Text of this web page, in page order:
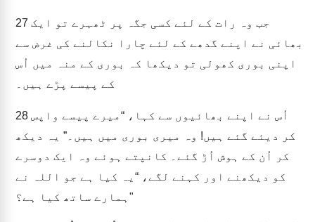
27
بھائی نے اپنے گدھے کے لئے چارا نکالنے کی غرض سے
اپنی بوری کھولی تو دیکھا کہ بوری کے منہ میں اُس
کے پیسے پڑے ہیں۔
28
کر دیئے گئے ہیں! وہ میری بوری میں ہیں۔” یہ دیکھ
کر اُن کے ہوش اُڑ گئے۔ کانپتے ہوئے وہ ایک دوسرے
کو دیکھنے اور کہنے لگے، “یہ کیا ہے جو اللہ نے
ہمارے ساتھ کیا ہے؟"